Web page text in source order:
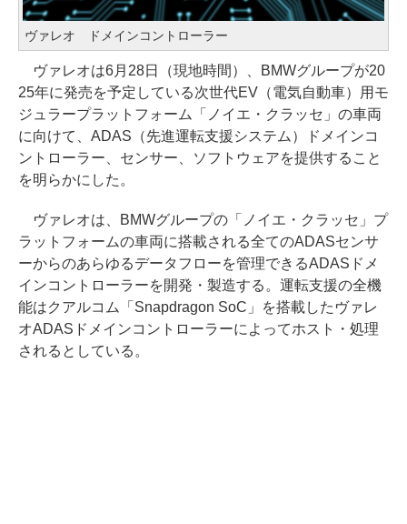
ヴァレオ ドメインコントローラー
ヴァレオは6月28日（現地時間）、BMWグループが20
25年に発売を予定している次世代EV（電気自動車）用モ
ジュラープラットフォーム「ノイエ・クラッセ」の車両
に向けて、ADAS（先進運転支援システム）ドメインコ
ントローラー、センサー、ソフトウェアを提供すること
を明らかにした。
ヴァレオは、BMWグループの「ノイエ・クラッセ」プ
ラットフォームの車両に搭載される全てのADASセンサ
ーからのあらゆるデータフローを管理できるADASドメ
インコントローラーを開発・製造する。運転支援の全機
能はクアルコム「Snapdragon SoC」を搭載したヴァレ
オADASドメインコントローラーによってホスト・処理
されるとしている。